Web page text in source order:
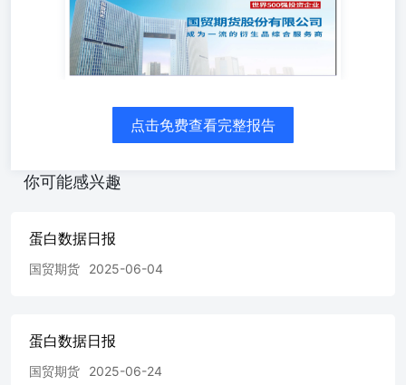
点击免费查看完整报告
你可能感兴趣
蛋白数据日报
国贸期货 2025-06-04
蛋白数据日报
国贸期货 2025-06-24